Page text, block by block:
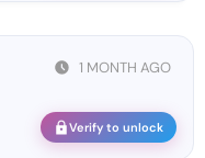
1 MONTH AGO
Verify to unlock